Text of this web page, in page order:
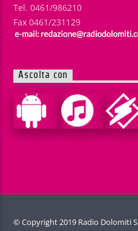
Tel. 0461/986210
Fax 0461/231129
Ascolta con
© Copyright 2019 Radio Dolomiti